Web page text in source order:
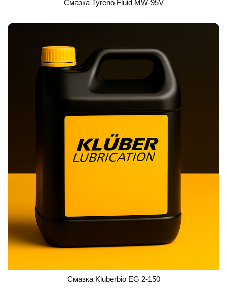
Смазка Tyreno Fluid MW-95V
Смазка Kluberbio EG 2-150